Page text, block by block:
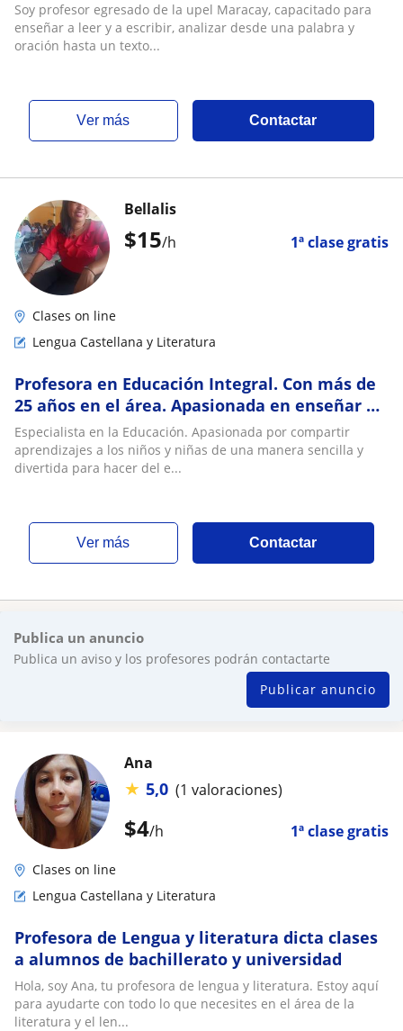
Soy profesor egresado de la upel Maracay, capacitado para
enseñar a leer y a escribir, analizar desde una palabra y
oración hasta un texto...
ver más Contactar
$15/h 1ª clase gratis
Bellalis
Clases on line
Lengua Castellana y Literatura
Profesora en Educación Integral. Con más de
25 años en el área. Apasionada en enseñar a
los más pequeños de la casa a aprender
Especialista en la Educación. Apasionada por compartir
aprendizajes a los niños y niñas de una manera sencilla y
divertida para hacer del e...
ver más Contactar
Publica un anuncio
Publica un aviso y los profesores podrán contactarte
Publicar anuncio
$4/h 1ª clase gratis
Ana
★ 5,0 (1 valoraciones)
Clases on line
Lengua Castellana y Literatura
Profesora de Lengua y literatura dicta clases
a alumnos de bachillerato y universidad
Hola, soy Ana, tu profesora de lengua y literatura. Estoy aquí
para ayudarte con todo lo que necesites en el área de la
literatura y el len...